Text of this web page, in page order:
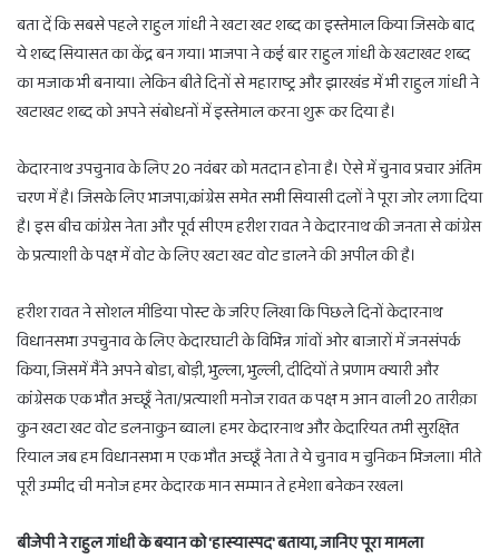
बता दें कि सबसे पहले राहुल गांधी ने खटा खट शब्द का इस्तेमाल किया जिसके बाद
ये शब्द सियासत का केंद्र बन गया। भाजपा ने कई बार राहुल गांधी के खटाखट शब्द
का मजाक भी बनाया। लेकिन बीते दिनों से महाराष्ट्र और झारखंड में भी राहुल गांधी ने
खटाखट शब्द को अपने संबोधनों में इस्तेमाल करना शुरू कर दिया है।
केदारनाथ उपचुनाव के लिए 20 नवंबर को मतदान होना है। ऐसे में चुनाव प्रचार अंतिम
चरण में है। जिसके लिए भाजपा,कांग्रेस समेत सभी सियासी दलों ने पूरा जोर लगा दिया
है। इस बीच कांग्रेस नेता और पूर्व सीएम हरीश रावत ने केदारनाथ की जनता से कांग्रेस
के प्रत्याशी के पक्ष में वोट के लिए खटा खट वोट डालने की अपील की है।
हरीश रावत ने सोशल मीडिया पोस्ट के जरिए लिखा कि पिछले दिनों केदारनाथ
विधानसभा उपचुनाव के लिए केदारघाटी के विभिन्न गांवों ओर बाजारों में जनसंपर्क
किया, जिसमें मैंने अपने बोडा, बोड़ी, भुल्ला, भुल्ली, दीदियों ते प्रणाम क्यारी और
कांग्रेसक एक भौत अच्छूँ नेता/प्रत्याशी मनोज रावत क पक्ष म आन वाली 20 तारीक़ा
कुन खटा खट वोट डलनाकुन ब्वाल। हमर केदारनाथ और केदारियत तभी सुरक्षित
रियाल जब हम विधानसभा म एक भौत अच्छूँ नेता ते ये चुनाव म चुनिकन भिजला। मीते
पूरी उम्मीद ची मनोज हमर केदारक मान सम्मान ते हमेशा बनेकन रखल।
बीजेपी ने राहुल गांधी के बयान को 'हास्यास्पद' बताया, जानिए पूरा मामला